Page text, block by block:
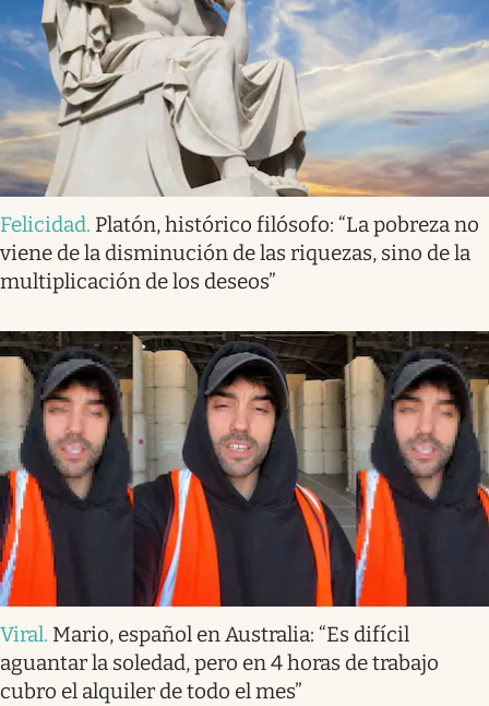
Felicidad. Platón, histórico filósofo: “La pobreza no
viene de la disminución de las riquezas, sino de la
multiplicación de los deseos”
Viral. Mario, español en Australia: “Es difícil
aguantar la soledad, pero en 4 horas de trabajo
cubro el alquiler de todo el mes”